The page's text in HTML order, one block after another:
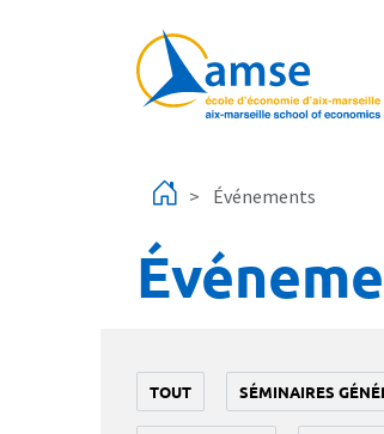
Événements
TOUT SÉMINAIRES